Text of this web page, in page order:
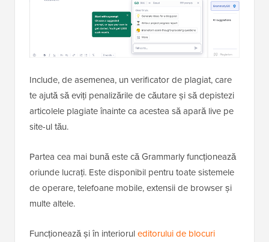
Include, de asemenea, un verificator de plagiat, care
te ajută să eviți penalizările de căutare și să depistezi
articolele plagiate înainte ca acestea să apară live pe
site-ul tău.
Partea cea mai bună este că Grammarly funcționează
oriunde lucrați. Este disponibil pentru toate sistemele
de operare, telefoane mobile, extensii de browser și
multe altele.
Funcționează și în interioruleditorului de blocuri